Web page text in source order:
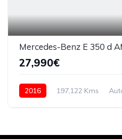
Mercedes-Benz E 350 d
27,990€
2016 197,122 Kms